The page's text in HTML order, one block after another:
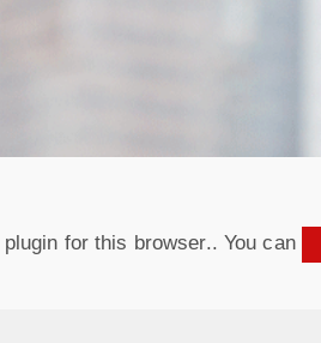
for this browser.. You can